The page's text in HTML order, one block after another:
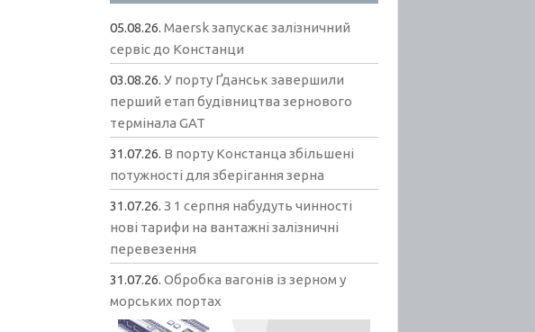
05.08.26.Maersk запускає залізничний
сервіс до Констанци
03.08.26.У порту Ґданськ завершили
перший етап будівництва зернового
термінала GAT
31.07.26. В порту Констанца збільшені
потужності для зберігання зерна
31.07.26.З 1 серпня набудуть чинності
нові тарифи на вантажні залізничні
перевезення
31.07.26.Обробка вагонів із зерном у
морських портах